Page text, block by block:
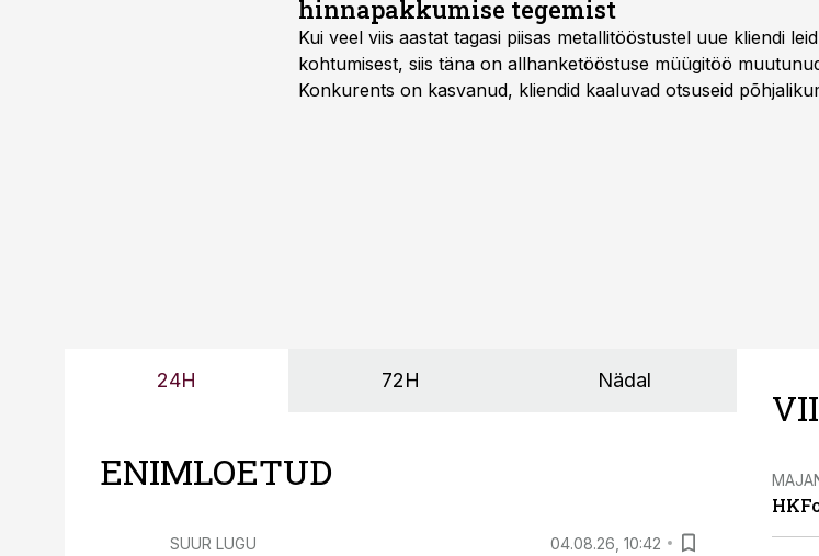
hinnapakkumise tegemist
Kui veel viis aastat tagasi piisas metallitööstustel uue kliendi
kohtumisest, siis täna on allhanketööstuse müügitöö
Konkurents on kasvanud, kliendid kaaluvad otsuseid
24H 72H Nädal
ENIMLOETUD
SUUR LUGU 04.08.26, 10:42